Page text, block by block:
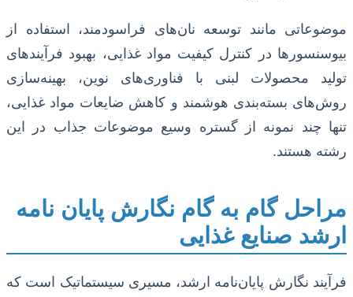
موضوعاتی مانند توسعه نان‌های فراسودمند، استفاده از
بیوسنسورها در کنترل کیفیت مواد غذایی، بهبود فرآیندهای
تولید محصولات لبنی با فناوری‌های نوین، بهینه‌سازی
روش‌های بسته‌بندی هوشمند و کاهش ضایعات مواد غذایی،
تنها چند نمونه از گستره وسیع موضوعات جذاب در این
رشته هستند.
مراحل گام به گام نگارش پایان نامه
ارشد صنایع غذایی
فرآیند نگارش پایان‌نامه ارشد، مسیری سیستماتیک است که